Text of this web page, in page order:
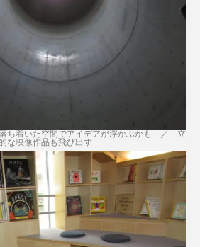
着いた空間でアイデアが浮かぶかも ／ 立
な映像作品も飛び出す